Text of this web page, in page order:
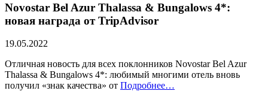
Novostar Bel Azur Thalassa & Bungalows 4*:
новая награда от TripAdvisor
19.05.2022
Отличная новость для всех поклонников Novostar Bel Azur
Thalassa & Bungalows 4*: любимый многими отель вновь
получил «знак качества» от Подробнее…